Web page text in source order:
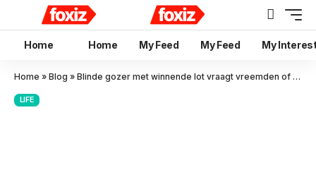
Home Home My Feed My Feed My
Home » Blog » Blinde gozer met winnende lot vraagt vreemden of hij heeft gewonnen en dit zijn hun reacties
LIFE